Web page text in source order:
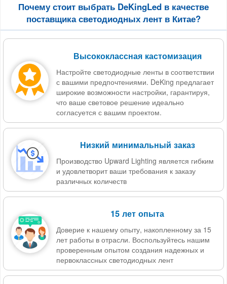
Почему стоит выбрать DeKingLed в качестве
поставщика светодиодных лент в Китае?
Высококлассная кастомизация
Настройте светодиодные ленты в соответствии
с вашими предпочтениями. DeKing предлагает
широкие возможности настройки, гарантируя,
что ваше световое решение идеально
согласуется с вашим проектом.
Низкий минимальный заказ
Производство Upward Lighting является гибким
и удовлетворит ваши требования к заказу
различных количеств
15 лет опыта
Доверие к нашему опыту, накопленному за 15
лет работы в отрасли. Воспользуйтесь нашим
проверенным опытом создания надежных и
первоклассных светодиодных лент